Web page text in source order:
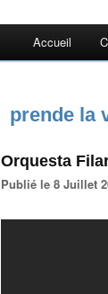
Accueil
prende la
Orquesta
Publié le 8 Juillet